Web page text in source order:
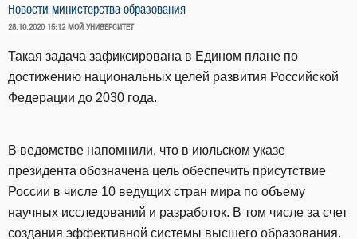
Новости министерства образования
ОПУБЛИКОВАНО
28.10.2020 15:12 МОЙ УНИВЕРСИТЕТ
Такая задача зафиксирована в Едином плане по
достижению национальных целей развития Российской
Федерации до 2030 года.
В ведомстве напомнили, что в июльском указе
президента обозначена цель обеспечить присутствие
России в числе 10 ведущих стран мира по объему
научных исследований и разработок. В том числе за счет
создания эффективной системы высшего образования.